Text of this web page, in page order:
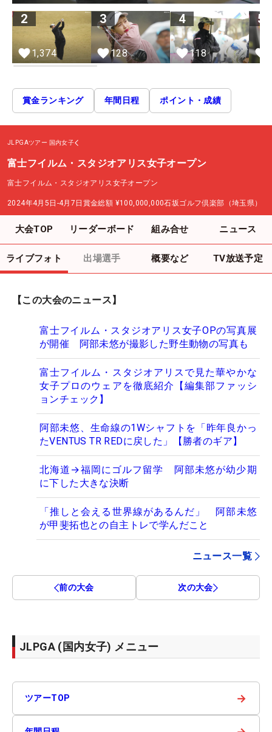
2
1,374
3
128
4
118
5
賞金ランキング 年間日程 ポイント・成績
JLPGAツアー 国内女子
富士フイルム・スタジオアリス女子オープン
富士フイルム・スタジオアリス女子オープン
2024年4月5日-4月7日 賞金総額 ¥100,000,000石坂ゴルフ倶楽部（埼玉県）
大会TOP リーダーボード 組み合せ ニュース
ライブフォト 出場選手 概要など TV放送予定
【この大会のニュース】
富士フイルム・スタジオアリス女子OPの写真展
が開催 阿部未悠が撮影した野生動物の写真も
富士フイルム・スタジオアリスで見た華やかな
女子プロのウェアを徹底紹介【編集部ファッシ
ョンチェック】
阿部未悠、生命線の1Wシャフトを「昨年良かっ
たVENTUS TR REDに戻した」【勝者のギア】
北海道→福岡にゴルフ留学 阿部未悠が幼少期
に下した大きな決断
「推しと会える世界線があるんだ」 阿部未悠
が甲斐拓也との自主トレで学んだこと
ニュース一覧
前の大会 次の大会
JLPGA (国内女子) メニュー
ツアーTOP →